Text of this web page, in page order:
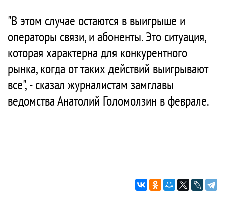
"В этом случае остаются в выигрыше и
операторы связи, и абоненты. Это ситуация,
которая характерна для конкурентного
рынка, когда от таких действий выигрывают
все", - сказал журналистам замглавы
ведомства Анатолий Голомолзин в феврале.